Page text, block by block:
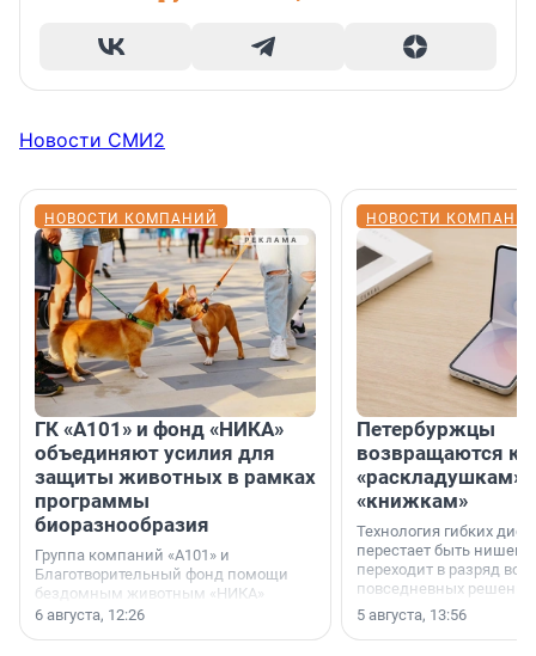
Новости СМИ2
НОВОСТИ КОМПАНИЙ
ГК «А101» и фонд «НИКА»
объединяют усилия для
защиты животных в рамках
программы
биоразнообразия
Группа компаний «А101» и
Благотворительный фонд помощи
бездомным животным «НИКА»
заключили соглашение о
6 августа, 12:26
НОВОСТИ
Петербуржцы
возвращаются к
«раскладушкам»
«книжкам»
Технология гибких
перестает быть
переходит в разряд
повседневных
5 августа, 13:56